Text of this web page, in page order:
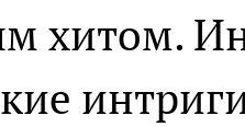
хитом.